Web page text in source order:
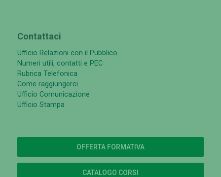
Contattaci
Ufficio Relazioni con il Pubblico
Numeri utili, contatti e PEC
Rubrica Telefonica
Come raggiungerci
Ufficio Comunicazione
Ufficio Stampa
OFFERTA FORMATIVA
CATALOGO CORSI